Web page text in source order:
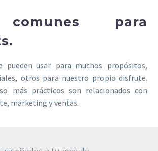
para
pueden usar para muchos propósitos,
otros para nuestro propio disfrute.
más prácticos son relacionados con
marketing y ventas.